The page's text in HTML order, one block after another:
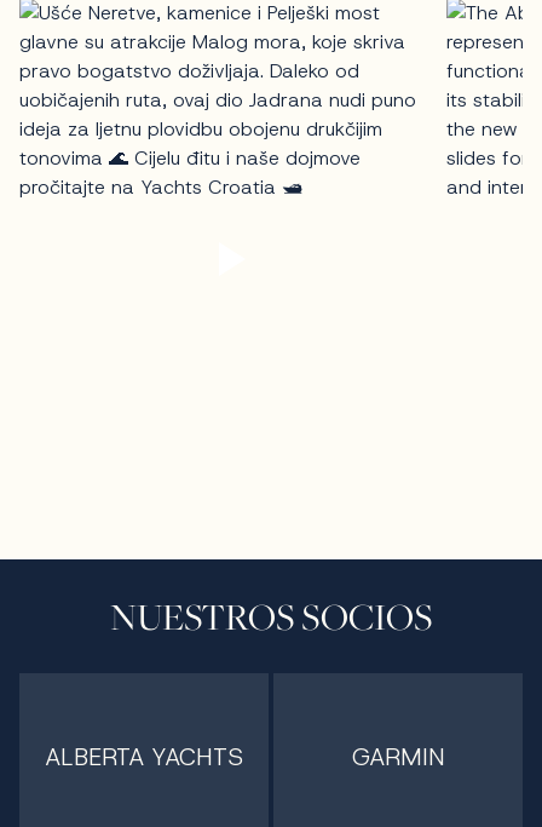
NUESTROS SOCIOS
ALBERTA YACHTS GARMIN